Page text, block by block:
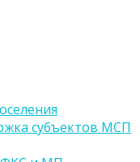
субъектов МСП